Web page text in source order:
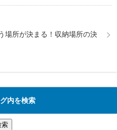
場所が決まる！収納場所の決
内を検索